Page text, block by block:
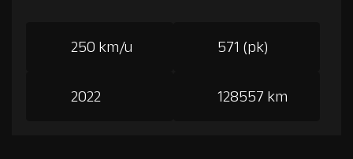
250 km/u 571 (pk)
2022 128557 km